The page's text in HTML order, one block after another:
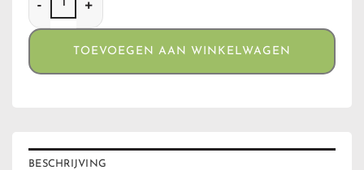
TOEVOEGEN AAN WINKELWAGEN
BESCHRIJVING